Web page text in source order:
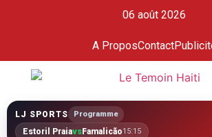
06 août 2026
A ProposContact
LJ SPORTS Programme
Estoril PraiavsFamalicão15:15